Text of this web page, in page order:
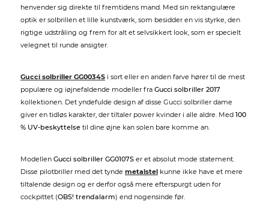
henvender sig direkte til fremtidens mand. Med sin rektangulære
optik er solbrillen et lille kunstværk, som besidder en vis styrke, den
rigtige udstråling og frem for alt et selvsikkert look, som er specielt
velegnet til runde ansigter.
Gucci solbriller GG0034S i sort eller en anden farve hører til de mest
populære og iøjnefaldende modeller fra Gucci solbriller 2017
kollektionen. Det yndefulde design af disse Gucci solbriller dame
giver en tidløs karakter, der tiltaler power kvinder i alle aldre. Med 100
% UV-beskyttelse til dine øjne kan solen bare komme an.
Modellen Gucci solbriller GG0107S er et absolut mode statement.
Disse pilotbriller med det tynde metalstel kunne ikke have et mere
tiltalende design og er derfor også mere efterspurgt uden for
cockpittet (OBS! trendalarm) end nogensinde før.